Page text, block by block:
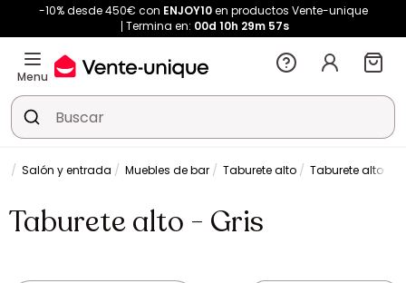
-10% desde 450€ con ENJOY10en productos Vente-unique
Termina en: 00d 10h 29m 57s
Menu
Salón y entrada Muebles de bar Taburete alto Taburete alto -
Taburete alto - Gris